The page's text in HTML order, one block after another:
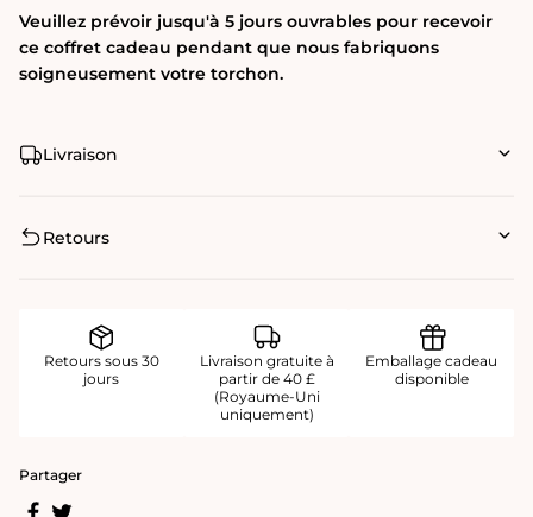
Veuillez prévoir jusqu'à 5 jours ouvrables pour recevoir
ce coffret cadeau pendant que nous fabriquons
soigneusement votre torchon.
Livraison
Retours
Retours sous 30
jours
Livraison gratuite à
partir de 40 £
(Royaume-Uni
uniquement)
Emballage cadeau
disponible
Partager